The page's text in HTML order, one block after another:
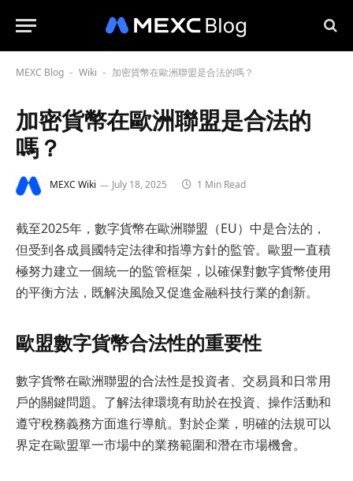
MEXC Blog - Wiki - 加密貨幣在歐洲聯盟是合法的嗎？
加密貨幣在歐洲聯盟是合法的
嗎？
MEXC Wiki July 18, 2025 1 Min Read
截至2025年，數字貨幣在歐洲聯盟（EU）中是合法的，
但受到各成員國特定法律和指導方針的監管。歐盟一直積
極努力建立一個統一的監管框架，以確保對數字貨幣使用
的平衡方法，既解決風險又促進金融科技行業的創新。
歐盟數字貨幣合法性的重要性
數字貨幣在歐洲聯盟的合法性是投資者、交易員和日常用
戶的關鍵問題。了解法律環境有助於在投資、操作活動和
遵守稅務義務方面進行導航。對於企業，明確的法規可以
界定在歐盟單一市場中的業務範圍和潛在市場機會。